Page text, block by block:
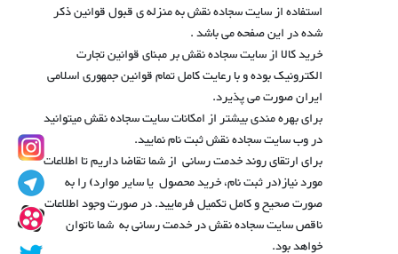
استفاده از سایت سجاده نقش به منزله ی قبول قوانین ذکر
شده در این صفحه می باشد .
خرید کالا از سایت سجاده نقش بر مبنای قوانین تجارت
الکترونیک بوده و با رعایت کامل تمام قوانین جمهوری اسلامی
ایران صورت می پذیرد.
برای بهره مندی بیشتر از امکانات سایت سجاده نقش میتوانید
در وب سایت سجاده نقش ثبت نام نمایید.
برای ارتقای روند خدمت رسانی از شما تقاضا داریم تا اطلاعات
مورد نیاز(در ثبت نام، خرید محصول یا سایر موارد) را به
صورت صحیح و کامل تکمیل فرمایید. در صورت وجود اطلاعات
ناقص سایت سجاده نقش در خدمت رسانی به شما ناتوان
خواهد بود.